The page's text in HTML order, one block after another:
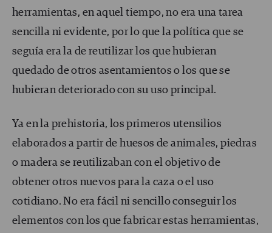
herramientas, en aquel tiempo, no era una tarea
sencilla ni evidente, por lo que la política que se
seguía era la de reutilizar los que hubieran
quedado de otros asentamientos o los que se
hubieran deteriorado con su uso principal.
Ya en la prehistoria, los primeros utensilios
elaborados a partir de huesos de animales, piedras
o madera se reutilizaban con el objetivo de
obtener otros nuevos para la caza o el uso
cotidiano. No era fácil ni sencillo conseguir los
elementos con los que fabricar estas herramientas,